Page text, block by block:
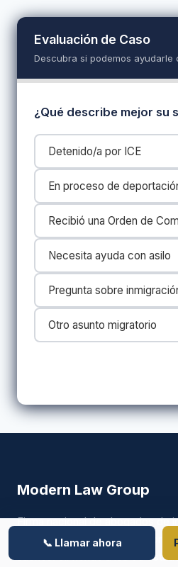
Evaluación de Caso
Descubra si podemos ayudarle
¿Qué describe mejor su
Detenido/a por ICE
En proceso de
Recibió una Orden de
Necesita ayuda con asilo
Pregunta sobre
Otro asunto migratorio
Modern Law Group
Firma nacional de abogados de
dedicada a reunir familias y
sueños. Sirviendo a los 50
📞 Llamar ahora